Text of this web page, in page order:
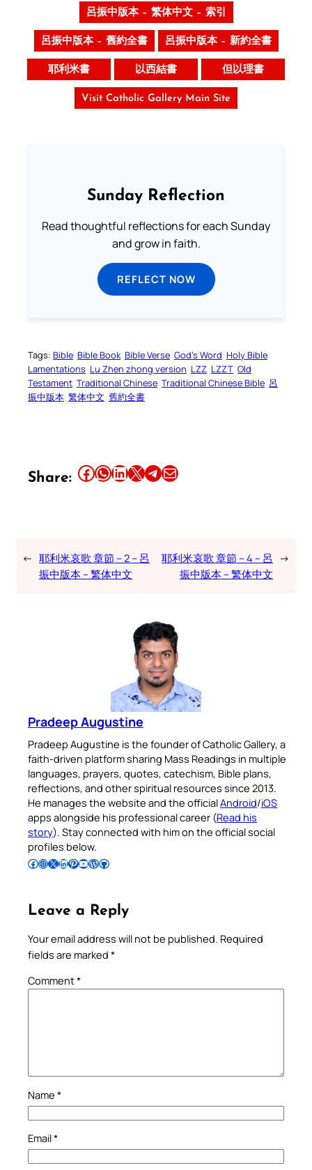
呂振中版本 – 繁体中文 – 索引
呂振中版本 – 舊約全書 呂振中版本 – 新約全書
耶利米書 以西結書 但以理書
Visit Catholic Gallery Main Site
Sunday Reflection
Read thoughtful reflections for each Sunday
and grow in faith.
REFLECT NOW
Tags: Bible Bible Book Bible Verse God’s Word Holy Bible
Lamentations Lu Zhen zhong version LZZ LZZT Old
Testament Traditional Chinese Traditional Chinese Bible 呂
振中版本 繁体中文 舊約全書
Share: Share this article on Facebook Share this article on WhatsApp Share this article on LinkedIn Share this article on X Share this article on TelegramEmail this Article
← 耶利米哀歌 章節 – 2 – 呂
振中版本 – 繁体中文
耶利米哀歌 章節 – 4 – 呂
振中版本 – 繁体中文
→
Pradeep Augustine
Pradeep Augustine is the founder of Catholic Gallery, a
faith-driven platform sharing Mass Readings in multiple
languages, prayers, quotes, catechism, Bible plans,
reflections, and other spiritual resources since 2013.
He manages the website and the officialAndroid/iOS
apps alongside his professional career (Read his
story). Stay connected with him on the official social
profiles below.
Follow Pradeep on Facebook Follow Pradeep on InstagramFollow Pradeep on X Follow Pradeep on LinkedIn Follow Pradeep on Pinterest Subscribe to Pradeep’s Youtube Channel Follow Pradeep on WordPress Follow Pradeep on GitHub
Leave a Reply
Your email address will not be published. Required
fields are marked *
Comment*
Name *
Email*